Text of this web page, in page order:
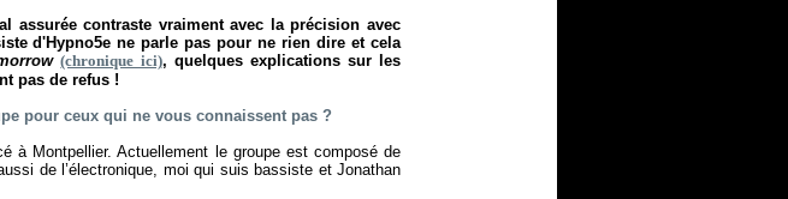
contraste vraiment avec la précision avec
d'Hypno5e ne parle pas pour ne rien dire et cela
(chronique ici), quelques explications sur les
pas de refus !
pour ceux qui ne vous connaissent pas ?
à Montpellier. Actuellement le groupe est composé de
de l’électronique, moi qui suis bassiste et Jonathan